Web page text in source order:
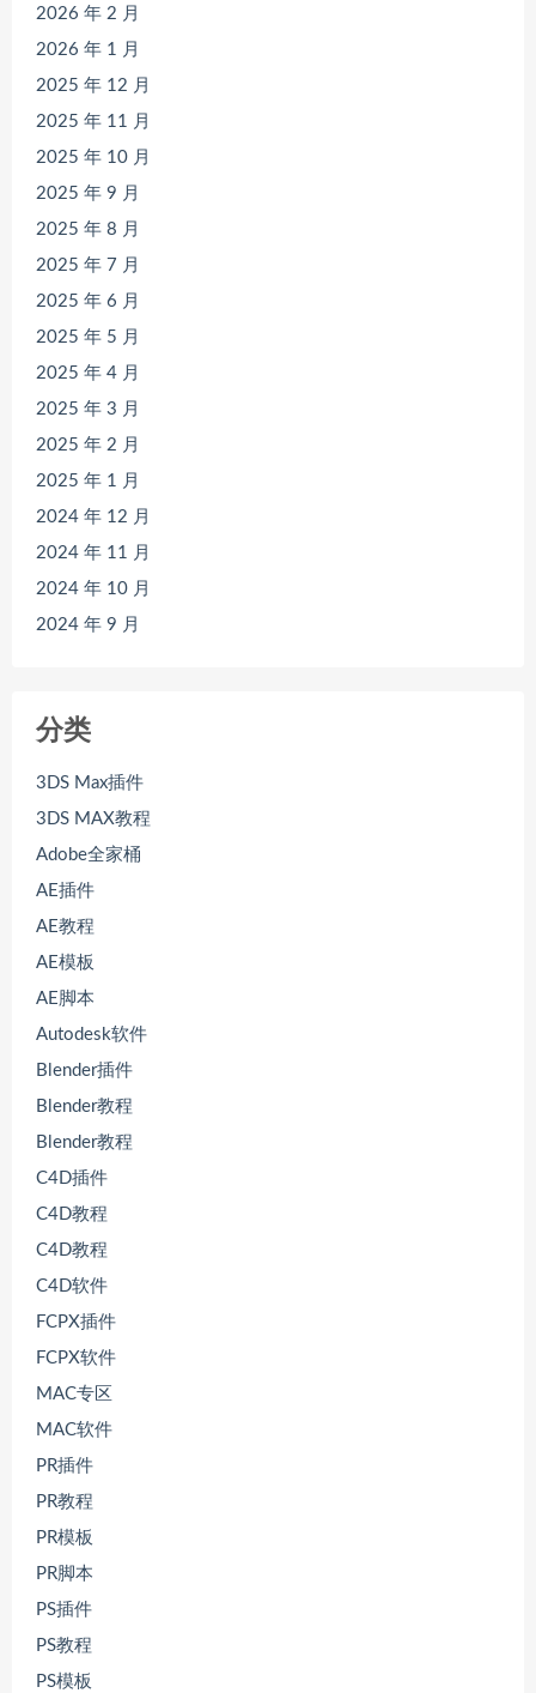
2026 年 2 月
2026 年 1 月
2025 年 12 月
2025 年 11 月
2025 年 10 月
2025 年 9 月
2025 年 8 月
2025 年 7 月
2025 年 6 月
2025 年 5 月
2025 年 4 月
2025 年 3 月
2025 年 2 月
2025 年 1 月
2024 年 12 月
2024 年 11 月
2024 年 10 月
2024 年 9 月
分类
3DS Max插件
3DS MAX教程
Adobe全家桶
AE插件
AE教程
AE模板
AE脚本
Autodesk软件
Blender插件
Blender教程
Blender教程
C4D插件
C4D教程
C4D教程
C4D软件
FCPX插件
FCPX软件
MAC专区
MAC软件
PR插件
PR教程
PR模板
PR脚本
PS插件
PS教程
PS模板